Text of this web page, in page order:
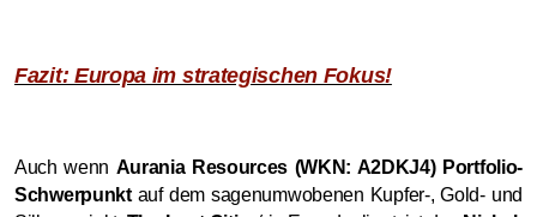
Fazit: Europa im strategischen Fokus!
Auch wenn Aurania Resources (WKN: A2DKJ4) Portfolio-
Schwerpunktauf dem sagenumwobenen Kupfer-, Gold- und